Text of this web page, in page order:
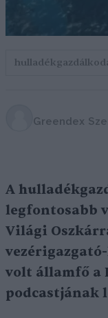
Greendex
A
legfontosabb
Világi
volt államfő a
podcastjának